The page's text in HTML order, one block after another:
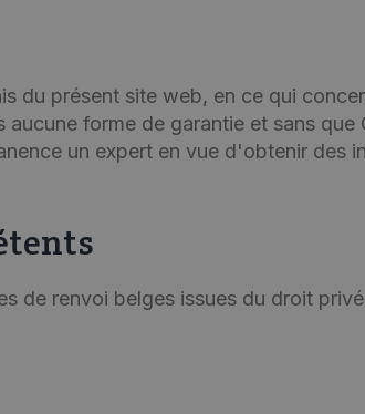
du présent site web, en ce qui
forme de garantie et sans que
un expert en vue d'obtenir des
de renvoi belges issues du droit